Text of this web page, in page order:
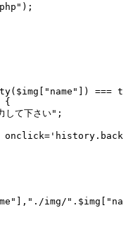
=== t
{
img/".$img["na